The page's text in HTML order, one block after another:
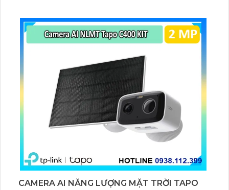
thú cưng, phương tiện, lưu trữ thẻ microSD tối đa 512
GB.
CAMERA AI NĂNG LƯỢNG MẶT TRỜI TAPO